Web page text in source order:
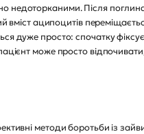
Після
вміст аципоцитів
дуже просто: спочатку
може просто
методи боротьби із